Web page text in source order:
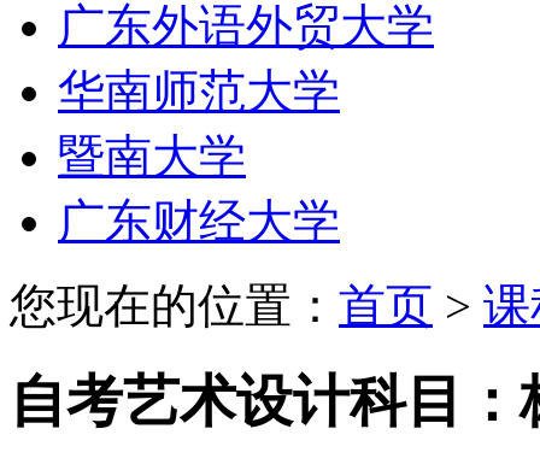
广东外语外贸大学
华南师范大学
暨南大学
广东财经大学
您现在的位置： 首页 >
自考艺术设计科目